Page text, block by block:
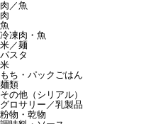
肉／魚
肉
魚
冷凍肉・魚
米／麺
パスタ
米
もち・パックごはん
麺類
その他（シリアル）
グロサリー／乳製品
粉物・乾物